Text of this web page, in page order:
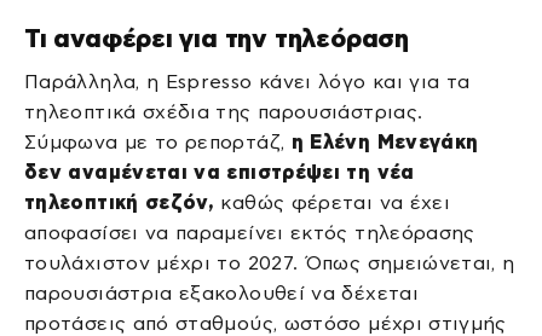
Τι αναφέρει για την τηλεόραση
Παράλληλα, η Espresso κάνει λόγο και για τα
τηλεοπτικά σχέδια της παρουσιάστριας.
Σύμφωνα με το ρεπορτάζ, η Ελένη Μενεγάκη
δεν αναμένεται να επιστρέψει τη νέα
τηλεοπτική σεζόν, καθώς φέρεται να έχει
αποφασίσει να παραμείνει εκτός τηλεόρασης
τουλάχιστον μέχρι το 2027. Όπως σημειώνεται, η
παρουσιάστρια εξακολουθεί να δέχεται
προτάσεις από σταθμούς, ωστόσο μέχρι στιγμής